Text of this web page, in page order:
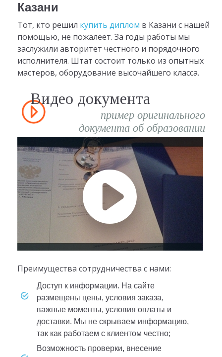
Казани
Тот, кто решил купить диплом в Казани с нашей
помощью, не пожалеет. За годы работы мы
заслужили авторитет честного и порядочного
исполнителя. Штат состоит только из опытных
мастеров, оборудование высочайшего класса.
Видео документа
пример оригинального
документа об образовании
Преимущества сотрудничества с нами:
доступ к информации. На сайте
размещены цены, условия заказа,
важные моменты, условия оплаты и
доставки. Мы не скрываем информацию,
так как работаем с клиентом честно;
возможность проверки, внесение